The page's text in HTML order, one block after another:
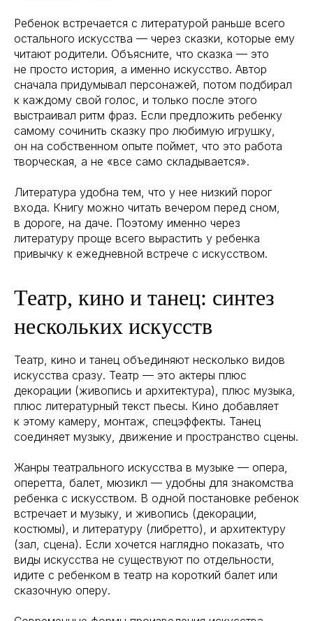
Ребенок встречается с литературой раньше всего
остального искусства — через сказки, которые ему
читают родители. Объясните, что сказка — это
не просто история, а именно искусство. Автор
сначала придумывал персонажей, потом подбирал
к каждому свой голос, и только после этого
выстраивал ритм фраз. Если предложить ребенку
самому сочинить сказку про любимую игрушку,
он на собственном опыте поймет, что это работа
творческая, а не «все само складывается».
Литература удобна тем, что у нее низкий порог
входа. Книгу можно читать вечером перед сном,
в дороге, на даче. Поэтому именно через
литературу проще всего вырастить у ребенка
привычку к ежедневной встрече с искусством.
Театр, кино и танец: синтез
нескольких искусств
Театр, кино и танец объединяют несколько видов
искусства сразу. Театр — это актеры плюс
декорации (живопись и архитектура), плюс музыка,
плюс литературный текст пьесы. Кино добавляет
к этому камеру, монтаж, спецэффекты. Танец
соединяет музыку, движение и пространство сцены.
Жанры театрального искусства в музыке — опера,
оперетта, балет, мюзикл — удобны для знакомства
ребенка с искусством. В одной постановке ребенок
встречает и музыку, и живопись (декорации,
костюмы), и литературу (либретто), и архитектуру
(зал, сцена). Если хочется наглядно показать, что
виды искусства не существуют по отдельности,
идите с ребенком в театр на короткий балет или
сказочную оперу.